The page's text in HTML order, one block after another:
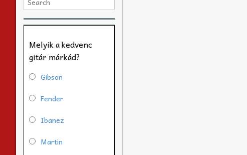
Melyik a kedvenc
gitár márkád?
Gibson
Fender
Ibanez
Martin